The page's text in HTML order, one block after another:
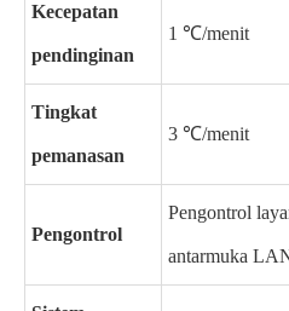
Kecepatan
pendinginan
1 ℃/menit
Tingkat
pemanasan
3 ℃/menit
Pengontrol
Pengontrol
antarmuka